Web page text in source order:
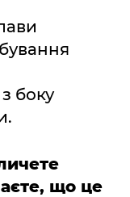
боку
що це